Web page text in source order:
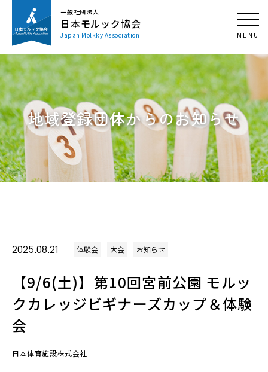
一般社団法人
日本モルック協会
Japan Mölkky Association
地域登録団体からのお知らせ
2025.08.21 体験会 大会 お知らせ
【9/6(土)】第10回宮前公園 モルッ
クカレッジビギナーズカップ＆体験
会
日本体育施設株式会社